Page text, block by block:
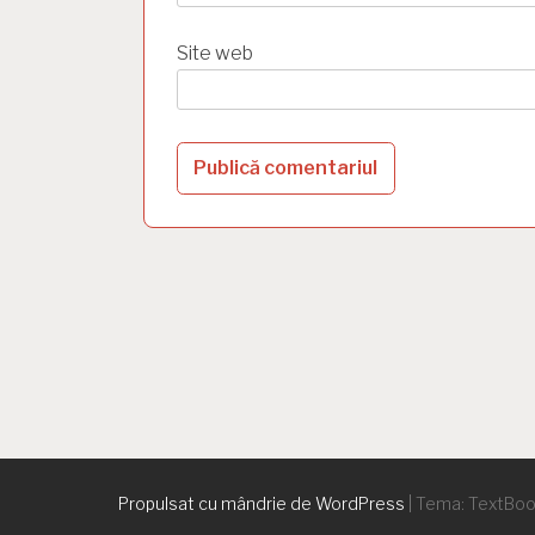
Site web
Propulsat cu mândrie de WordPress Tema: